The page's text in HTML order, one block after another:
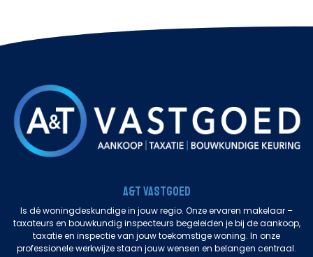
A&T Vastgoed
Is dé woningdeskundige in jouw regio. Onze ervaren makelaar –
taxateurs en bouwkundig inspecteurs begeleiden je bij de aankoop,
taxatie en inspectie van jouw toekomstige woning. In onze
professionele werkwijze staan jouw wensen en belangen centraal.